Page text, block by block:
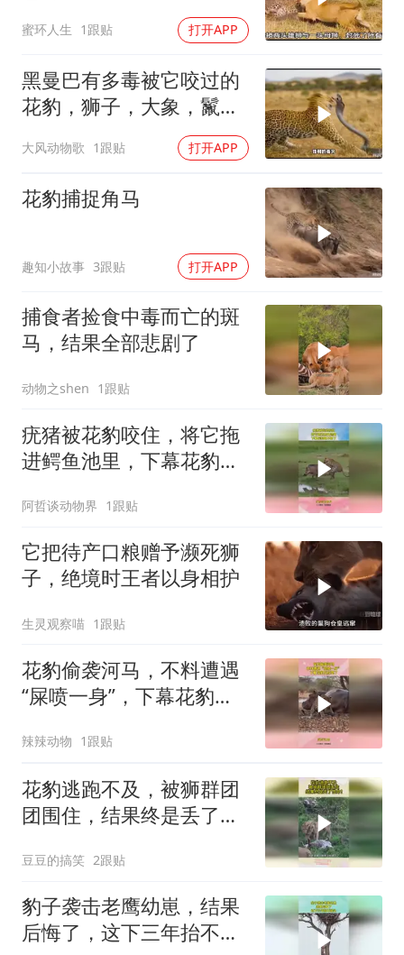
蜜环人生 1跟贴 打开APP
黑曼巴有多毒被它咬过的
花豹，狮子，大象，鬣狗
大风动物歌 1跟贴 打开APP
花豹捕捉角马
趣知小故事 3跟贴 打开APP
捕食者捡食中毒而亡的斑
马，结果全部悲剧了
动物之shen 1跟贴
疣猪被花豹咬住，将它拖
进鳄鱼池里，下幕花豹跑
阿哲谈动物界 1跟贴
它把待产口粮赠予濒死狮
子，绝境时王者以身相护
生灵观察喵 1跟贴
花豹偷袭河马，不料遭遇
“屎喷一身”，下幕花豹反
辣辣动物 1跟贴
花豹逃跑不及，被狮群团
团围住，结果终是丢了性
豆豆的搞笑 2跟贴
豹子袭击老鹰幼崽，结果
后悔了，这下三年抬不起